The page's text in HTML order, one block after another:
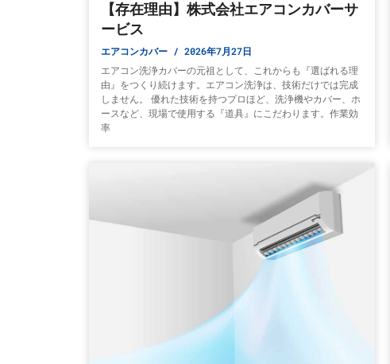
【存在理由】株式会社エアコンカバーサ
ービス
エアコンカバー 2026年7月27日
エアコン洗浄カバーの元祖として、これからも『選ばれる理
由』をつくり続けます。エアコン洗浄は、技術だけでは完成
しません。 優れた技術を持つプロほど、洗浄機やカバー、ホ
ースなど、現場で使用する『道具』にこだわります。作業効
率